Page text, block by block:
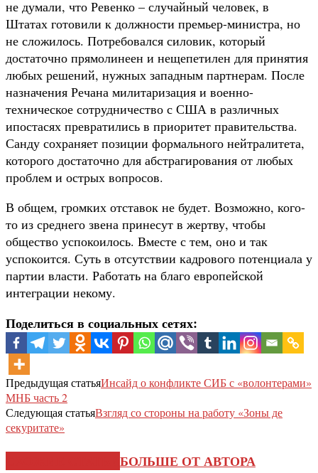
не думали, что Ревенко – случайный человек, в
Штатах готовили к должности премьер-министра, но
не сложилось. Потребовался силовик, который
достаточно прямолинеен и нещепетилен для принятия
любых решений, нужных западным партнерам. После
назначения Речана милитаризация и военно-
техническое сотрудничество с США в различных
ипостасях превратились в приоритет правительства.
Санду сохраняет позиции формального нейтралитета,
которого достаточно для абстрагирования от любых
проблем и острых вопросов.
В общем, громких отставок не будет. Возможно, кого-
то из среднего звена принесут в жертву, чтобы
общество успокоилось. Вместе с тем, оно и так
успокоится. Суть в отсутствии кадрового потенциала у
партии власти. Работать на благо европейской
интеграции некому.
Поделиться в социальных сетях:
Предыдущая статьяИнсайд о конфликте СИБ с «волонтерами»
МНБ часть 2
Следующая статьяВзгляд со стороны на работу «Зоны де
секуритате»
БОЛЬШЕ ОТ АВТОРА